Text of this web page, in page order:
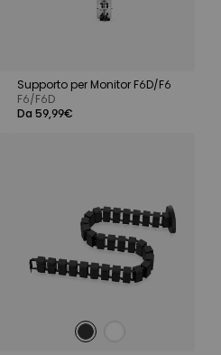
Supporto per Monitor F6D/F6
F6/F6D
Da 59,99€